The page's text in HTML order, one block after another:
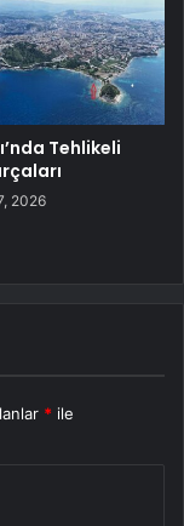
Tehlikeli
2026
* ile